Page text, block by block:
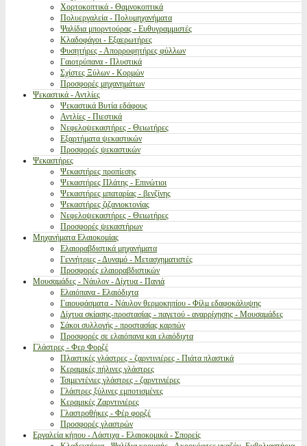
Χορτοκοπτικά - Θαμνοκοπτικά
Πολυεργαλεία - Πολυμηχανήματα
Ψαλίδια μπορντούρας - Ευθυγραμμιστές
Κλαδοφάγοι - Εξαερωτήρες
Φυσητήρες - Απορροφητήρες φύλλων
Γαιοτρύπανα - Πλυστικά
Σχίστες Ξύλων - Κορμών
Προσφορές μηχανημάτων
Ψεκαστικά - Αντλίες
Ψεκαστικά Βυτία εδάφους
Αντλίες - Πιεστικά
Νεφελοψεκαστήρες - Θειωτήρες
Εξαρτήματα ψεκαστικών
Προσφορές ψεκαστικών
Ψεκαστήρες
Ψεκαστήρες προπίεσης
Ψεκαστήρες Πλάτης - Επινώτιοι
Ψεκαστήρες μπαταρίας - βενζίνης
Ψεκαστήρες ζιζανιοκτονίας
Νεφελοψεκαστήρες - Θειωτήρες
Προσφορές ψεκαστήρων
Μηχανήματα Ελαιοκομίας
Ελαιοραβδιστικά μηχανήματα
Γεννήτριες - Δυναμό - Μετασχηματιστές
Προσφορές ελαιοραβδιστικών
Μουσαμάδες - Νάυλον - Δίχτυα - Πανιά
Ελαιόπανα - Ελαιόδιχτα
Γαιουφάσματα - Νάυλον θερμοκηπίου - Φίλμ εδαφοκάλυψης
Δίχτυα σκίασης-προστασίας - παγετού - αναρρίχησης - Μουσαμάδες
Σάκοι συλλογής - προστασίας καρπών
Προσφορές σε ελαιόπανα και ελαιόδιχτα
Γλάστρες - Φερ Φορζέ
Πλαστικές γλάστρες - ζαρντινιέρες - Πιάτα πλαστικά
Κεραμικές πήλινες γλάστρες
Τσιμεντένιες γλάστρες - ζαρντινιέρες
Γλάστρες ξύλινες εμποτισμένες
Κεραμικές Ζαρντινιέρες
Γλαστροθήκες - Φέρ φορζέ
Προσφορές γλαστρών
Εργαλεία κήπου - Λάστιχα - Ελαιοκομικά - Σπορείς